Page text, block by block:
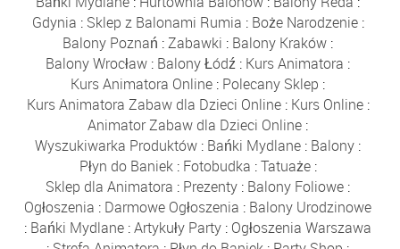
Gdynia : Sklep z Balonami Rumia : Boże Narodzenie:
Balony Poznań :Zabawki : Balony Kraków :
Balony Wrocław : Balony Łódź : Kurs Animatora :
Kurs Animatora Online : Polecany Sklep :
Kurs Animatora Zabaw dla Dzieci Online: Kurs Online:
Animator Zabaw dla Dzieci Online :
Wyszukiwarka Produktów : Bańki Mydlane : Balony :
Płyn do Baniek: Fotobudka :Tatuaże:
Sklep dla Animatora : Prezenty : Balony Foliowe :
Ogłoszenia : Darmowe Ogłoszenia : Balony Urodzinowe
: Bańki Mydlane :Artykuły Party : Ogłoszenia Warszawa